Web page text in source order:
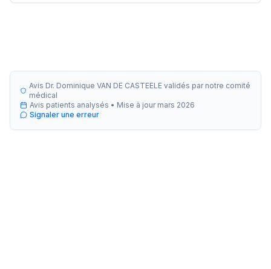
Avis Dr. Dominique VAN DE CASTEELE validés par notre comité
médical
Avis patients analysés • Mise à jour mars 2026
Signaler une erreur